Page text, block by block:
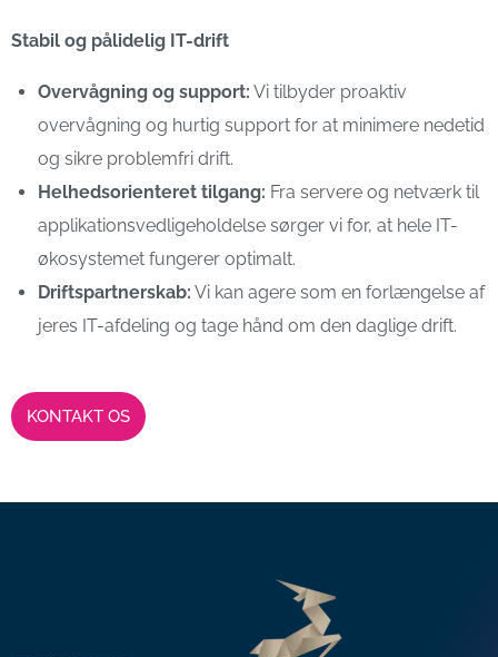
Stabil og pålidelig IT-drift
Overvågning og support: Vi tilbyder proaktiv
overvågning og hurtig support for at minimere nedetid
og sikre problemfri drift.
Helhedsorienteret tilgang: Fra servere og netværk til
applikationsvedligeholdelse sørger vi for, at hele IT-
økosystemet fungerer optimalt.
Driftspartnerskab: Vi kan agere som en forlængelse af
jeres IT-afdeling og tage hånd om den daglige drift.
KONTAKT OS